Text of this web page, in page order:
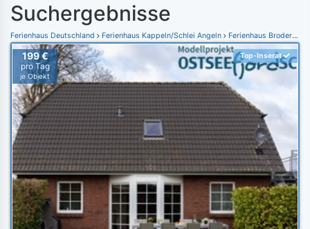
Suchergebnisse
Ferienhaus Deutschland Ferienhaus Kappeln/Schlei Angeln Ferienhaus Brodersby
199 €
pro Tag
je Objekt
Top-Inserat